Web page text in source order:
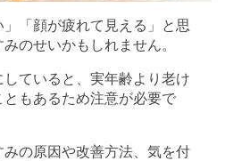
「顔が疲れて見える」と思
のせいかもしれません。
ていると、実年齢より老け
もあるため注意が必要で
の原因や改善方法、気を付